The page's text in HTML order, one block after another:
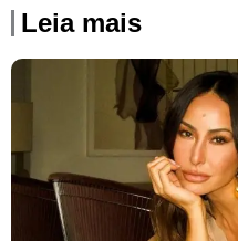
Leia mais